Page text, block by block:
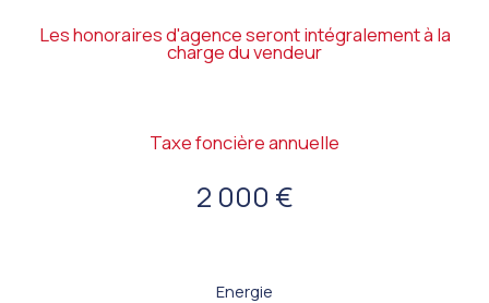
Les honoraires d'agence seront intégralement à la
charge du vendeur
Taxe foncière annuelle
2 000 €
Energie